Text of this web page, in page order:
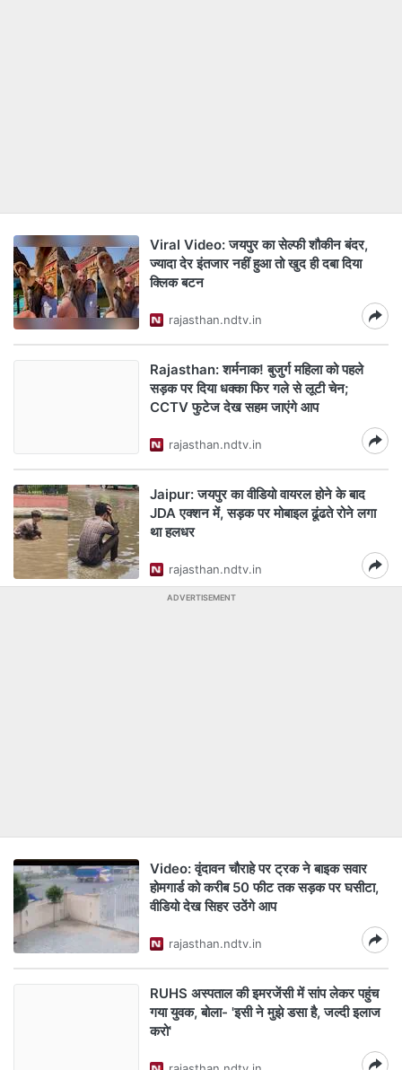
Viral Video: जयपुर का सेल्फी शौकीन बंदर,
ज्यादा देर इंतजार नहीं हुआ तो खुद ही दबा दिया
क्लिक बटन
rajasthan.ndtv.in
Rajasthan: शर्मनाक! बुजुर्ग महिला को पहले
सड़क पर दिया धक्का फिर गले से लूटी चेन;
CCTV फुटेज देख सहम जाएंगे आप
rajasthan.ndtv.in
Jaipur: जयपुर का वीडियो वायरल होने के बाद
JDA एक्शन में, सड़क पर मोबाइल ढूंढते रोने लगा
था हलधर
rajasthan.ndtv.in
ADVERTISEMENT
Video: वृंदावन चौराहे पर ट्रक ने बाइक सवार
होमगार्ड को करीब 50 फीट तक सड़क पर घसीटा,
वीडियो देख सिहर उठेंगे आप
rajasthan.ndtv.in
RUHS अस्पताल की इमरजेंसी में सांप लेकर पहुंच
गया युवक, बोला- 'इसी ने मुझे डसा है, जल्दी इलाज
करो'